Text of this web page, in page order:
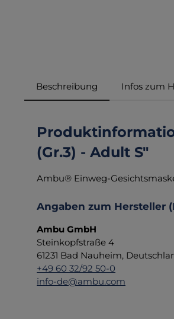
Beschreibung Infos zum
(Gr.3) - Adult S"
Ambu® Einweg-
Angaben zum Hersteller
Ambu GmbH
Steinkopfstraße 4
61231 Bad Nauheim,
+49 60 32/92 50-0
info-de@ambu.com